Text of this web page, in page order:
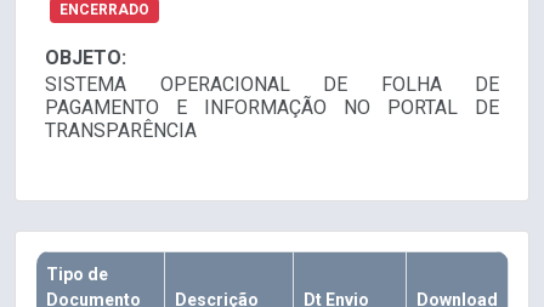
ENCERRADO
OBJETO:
SISTEMA OPERACIONAL DE FOLHA DE
PAGAMENTO E INFORMAÇÃO NO PORTAL DE
TRANSPARÊNCIA
Tipo de
Documento
Descrição Dt Envio Download